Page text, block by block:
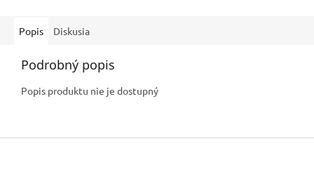
Popis Diskusia
Podrobný popis
Popis produktu nie je dostupný
Z